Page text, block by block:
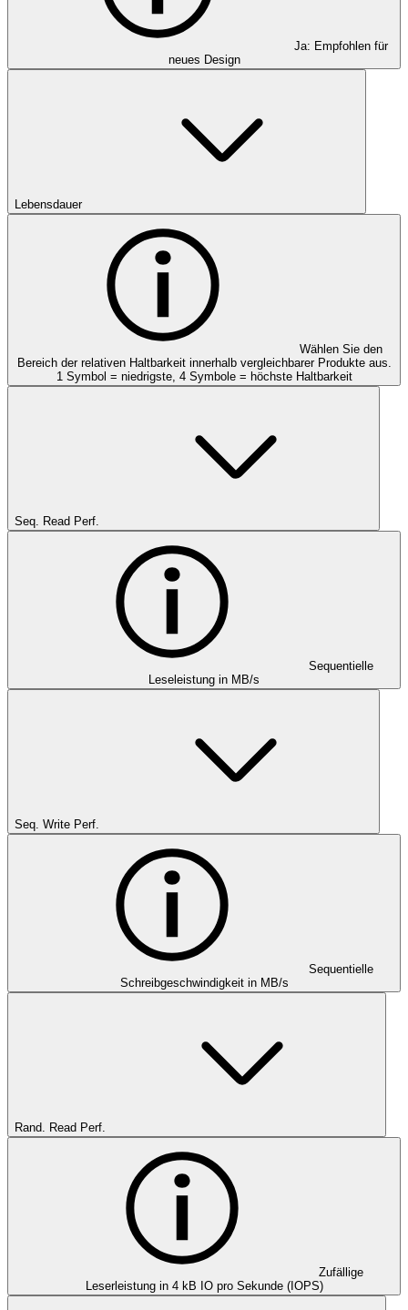
Ja: Empfohlen für
neues Design
Lebensdauer
Wählen Sie den
Bereich der relativen Haltbarkeit innerhalb vergleichbarer Produkte aus.
1 Symbol = niedrigste, 4 Symbole = höchste Haltbarkeit
Seq. Read Perf.
Sequentielle
Leseleistung in MB/s
Seq. Write Perf.
Sequentielle
Schreibgeschwindigkeit in MB/s
Rand. Read Perf.
Zufällige
Leserleistung in 4 kB IO pro Sekunde (IOPS)